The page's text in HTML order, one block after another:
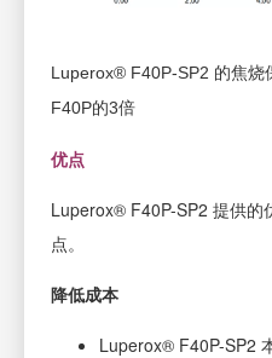
Luperox® F40P-SP2 的焦烧
F40P的3倍
优点
Luperox® F40P-SP2 提供的
点。
降低成本
Luperox® F40P-SP2